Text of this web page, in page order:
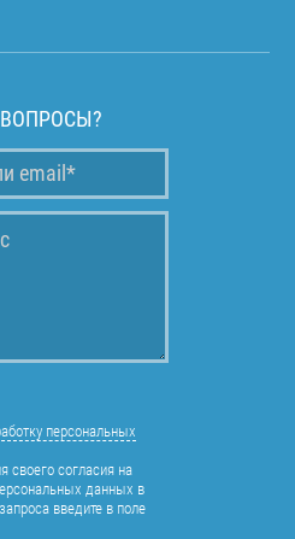
ВОПРОСЫ?
персональных
своего согласия на
данных в
введите в поле